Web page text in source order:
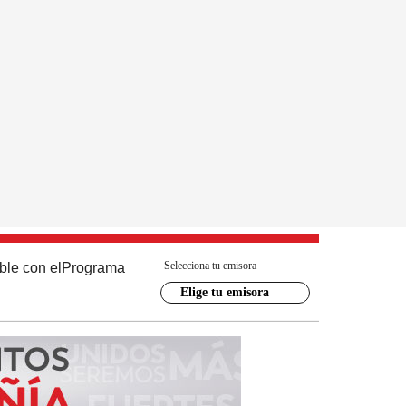
con el Programa Selecciona tu emisora
Elige tu emisora